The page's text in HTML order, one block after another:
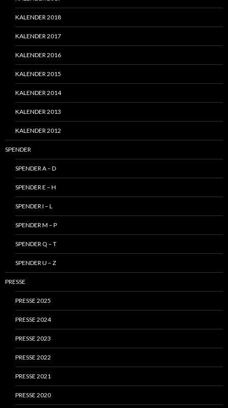
KALENDER 2018
KALENDER 2017
KALENDER 2016
KALENDER 2015
KALENDER 2014
KALENDER 2013
KALENDER 2012
SPENDER
SPENDER A – D
SPENDER E – H
SPENDER I – L
SPENDER M – P
SPENDER Q – T
SPENDER U – Z
PRESSE
PRESSE 2025
PRESSE 2024
PRESSE 2023
PRESSE 2022
PRESSE 2021
PRESSE 2020